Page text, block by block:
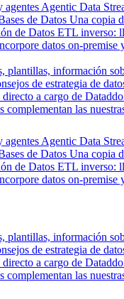
agentes Agentic Data
de Datos Una copia
de Datos ETL inverso:
datos on-premise
plantillas, información
de estrategia de
a cargo de
complementan las
agentes Agentic Data
de Datos Una copia
de Datos ETL inverso:
datos on-premise
plantillas, información
de estrategia de
a cargo de
complementan las